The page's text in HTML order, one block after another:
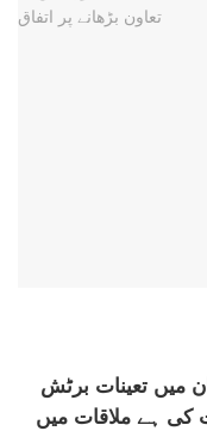
میں تعینات برٹش
کی ہے ملاقات میں